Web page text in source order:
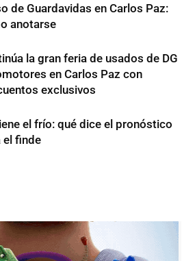
de Guardavidas en Carlos Paz:
anotarse
la gran feria de usados de DG
en Carlos Paz con
exclusivos
el frío: qué dice el pronóstico
el finde